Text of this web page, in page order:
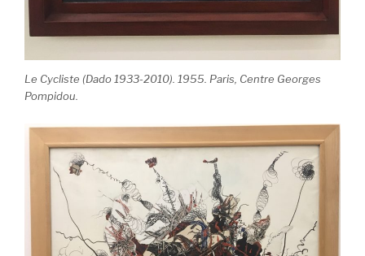
Le Cycliste (Dado 1933-2010). 1955. Paris, Centre Georges
Pompidou.